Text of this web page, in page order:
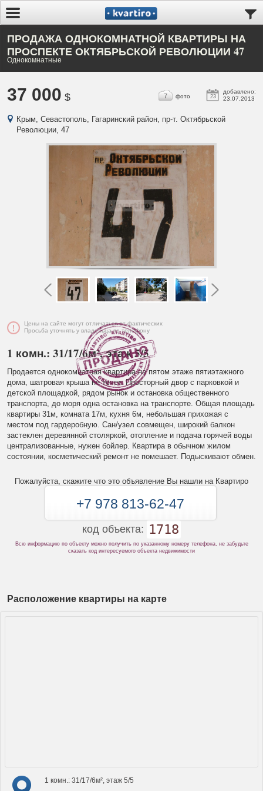
ПРОДАЖА ОДНОКОМНАТНОЙ КВАРТИРЫ НА
ПРОСПЕКТЕ ОКТЯБРЬСКОЙ РЕВОЛЮЦИИ 47
Однокомнатные
37 000 $ 23
добавлено:
23.07.2013
7 фото
Крым, Севастополь, Гагаринский район, пр-т. Октябрьской
Революции, 47
Цены на сайте могут отличаться от фактических
Просьба уточнять у владельца по телефону
1 комн.: 31/17/6м², этаж 5/5
Продается однокомнатная квартира на пятом этаже пятиэтажного
дома, шатровая крыша не течет. Просторный двор с парковкой и
детской площадкой, рядом рынок и остановка общественного
транспорта, до моря одна остановка на транспорте. Общая площадь
квартиры 31м, комната 17м, кухня 6м, небольшая прихожая с
местом под гардеробную. Сан/узел совмещен, широкий балкон
застеклен деревянной столяркой, отопление и подача горячей воды
централизованные, нужен бойлер. Квартира в обычном жилом
состоянии, косметический ремонт не помешает. Подыскивают обмен.
Пожалуйста, скажите что это объявление Вы нашли на Квартиро
+7 978 813-62-47
код объекта: 1718
Всю информацию по объекту можно получить по указанному номеру телефона, не забудьте
сказать код интересуемого объекта недвижимости
Расположение квартиры на карте
1 комн.: 31/17/6м², этаж 5/5